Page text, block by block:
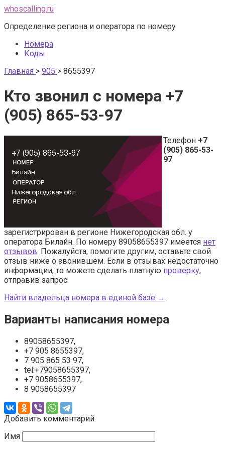
Перейти
контенту
whoscalling.ru
Определение региона и оператора по номеру
Номера
Коды
Главная > 905 > 8655397
Кто звонил с номера +7
(905) 865-53-97
Телефон +7
(905) 865-53-
97
зарегистрирован в регионе Нижегородская обл. у
оператора Билайн. По номеру 89058655397 имеется нет
отзывов. Пожалуйста, помогите другим, оставьте свой
отзыв ниже о звонившем. Если в отзывах недостаточно
информации, то можете сделать платную проверку,
отправив запрос.
Найти владельца номера в единой базе →
Варианты написания номера
89058655397,
+7 905 8655397,
7 905 865 53 97,
tel:+79058655397,
+7 9058655397,
8 9058655397
Добавить комментарий
Имя